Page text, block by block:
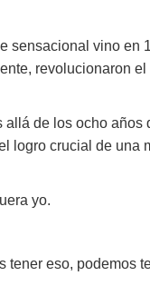
sensacional vino en
revolucionaron el
allá de los ocho años
logro crucial de una
yo.
tener eso, podemos